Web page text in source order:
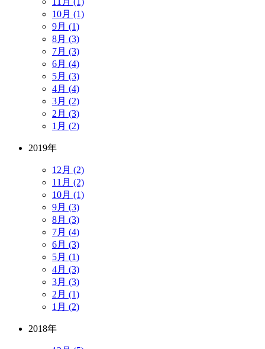
10月 (1)
9月 (1)
8月 (3)
7月 (3)
6月 (4)
5月 (3)
4月 (4)
3月 (2)
2月 (3)
1月 (2)
2019年
12月 (2)
11月 (2)
10月 (1)
9月 (3)
8月 (3)
7月 (4)
6月 (3)
5月 (1)
4月 (3)
3月 (3)
2月 (1)
1月 (2)
2018年